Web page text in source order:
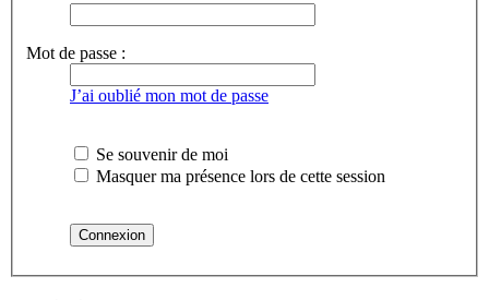
Mot de passe :
J’ai oublié mon mot de passe
Se souvenir de moi
Masquer ma présence lors de cette session